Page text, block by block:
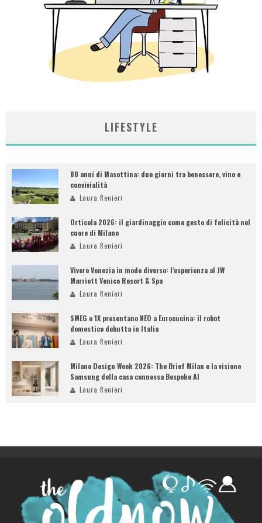
LIFESTYLE
80 anni di Masottina: due giorni tra benessere, vino e
convivialità
Laura Renieri
Orticola 2026: il giardinaggio come gesto di felicità nel
cuore di Milano
Laura Renieri
Vivere Venezia in modo diverso: l’esperienza al JW
Marriott Venice Resort & Spa
Laura Renieri
SMEG e 1X presentano NEO a Eurocucina: il robot
domestico debutta in Italia
Laura Renieri
Milano Design Week 2026: The Brief Milan e la visione
Samsung della casa connessa Bespoke AI
Laura Renieri